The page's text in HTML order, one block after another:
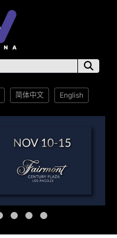
简体中文 English